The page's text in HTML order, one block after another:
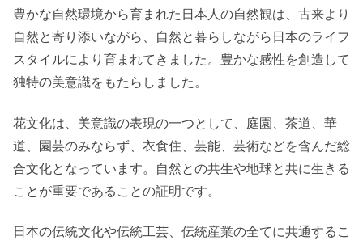
豊かな自然環境から育まれた日本人の自然観は、古来より
自然と寄り添いながら、自然と暮らしながら日本のライフ
スタイルにより育まれてきました。豊かな感性を創造して
独特の美意識をもたらしました。
花文化は、美意識の表現の一つとして、庭園、茶道、華
道、園芸のみならず、衣食住、芸能、芸術などを含んだ総
合文化となっています。自然との共生や地球と共に生きる
ことが重要であることの証明です。
日本の伝統文化や伝統工芸、伝統産業の全てに共通するこ